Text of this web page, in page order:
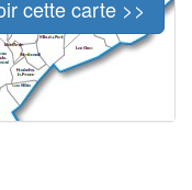
cette carte >>